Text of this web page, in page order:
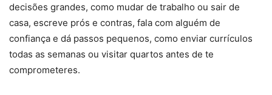
decisões grandes, como mudar de trabalho ou sair de
casa, escreve prós e contras, fala com alguém de
confiança e dá passos pequenos, como enviar currículos
todas as semanas ou visitar quartos antes de te
comprometeres.